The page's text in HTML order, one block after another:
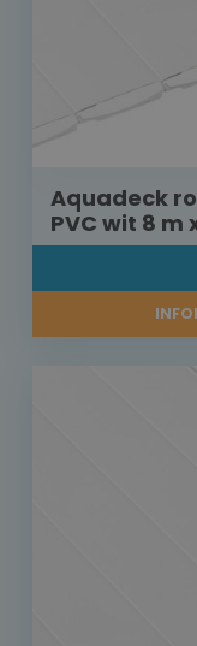
Aquadeck
PVC wit 8 m